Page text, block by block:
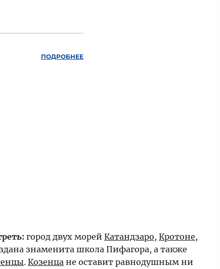
ПОДРОБНЕЕ
город двух морей Катандзаро, Кротоне,
знаменита школа Пифагора, а также
. Козенца не оставит равнодушным ни